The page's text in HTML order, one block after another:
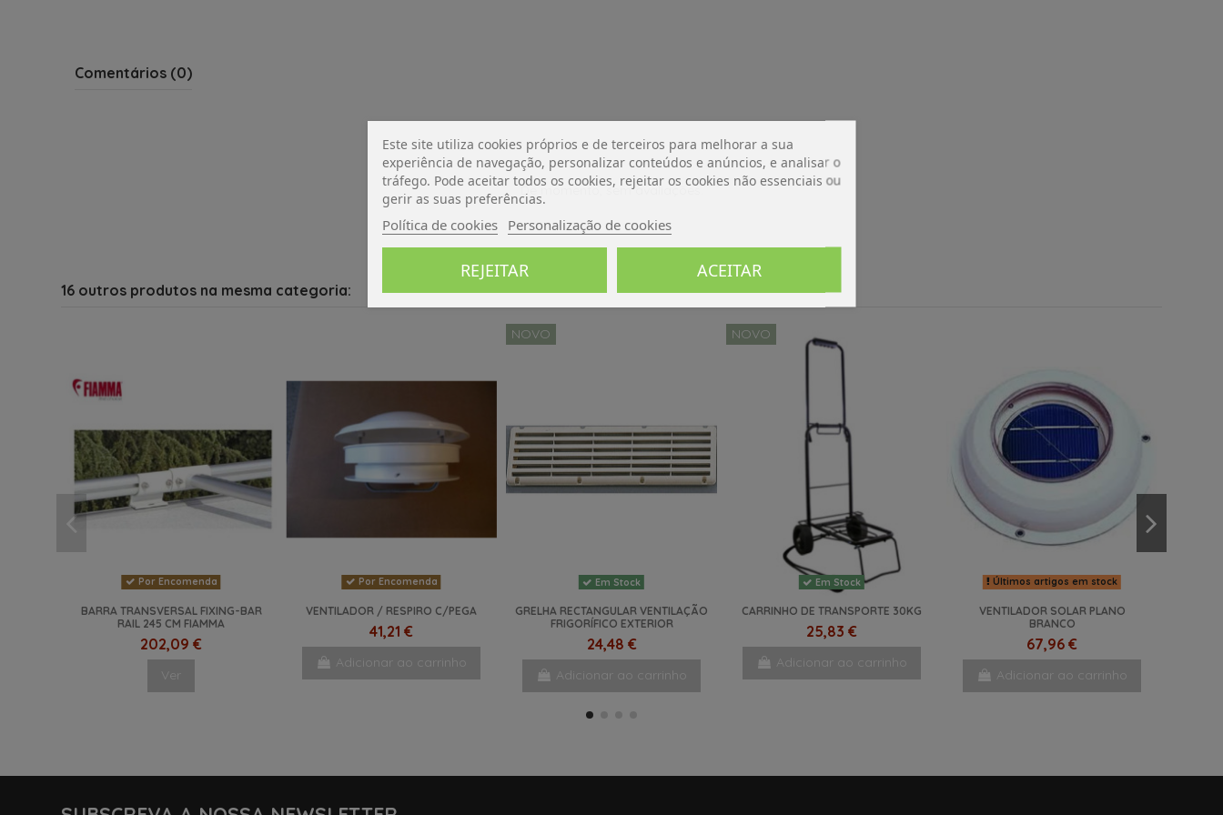
Comentários (0)
De momento, sem avaliações.
16 outros produtos na mesma categoria:
Por Encomenda
BARRA TRANSVERSAL FIXING-BAR
RAIL 245 CM FIAMMA
202,09 €
Ver
Por Encomenda
VENTILADOR / RESPIRO C/PEGA
41,21 €
Adicionar ao carrinho
NOVO
Em Stock
GRELHA RECTANGULAR VENTILAÇÃO
FRIGORÍFICO EXTERIOR
24,48 €
Adicionar ao carrinho
NOVO
Em Stock
CARRINHO DE TRANSPORTE 30KG
25,83 €
Adicionar ao carrinho
Últimos artigos em stock
VENTILADOR SOLAR PLANO
BRANCO
67,96 €
Adicionar ao carrinho
Este site utiliza cookies próprios e de terceiros para melhorar a sua
experiência de navegação, personalizar conteúdos e anúncios, e analisar o
tráfego. Pode aceitar todos os cookies, rejeitar os cookies não essenciais ou
gerir as suas preferências.
Política de cookies Personalização de cookies
REJEITAR ACEITAR